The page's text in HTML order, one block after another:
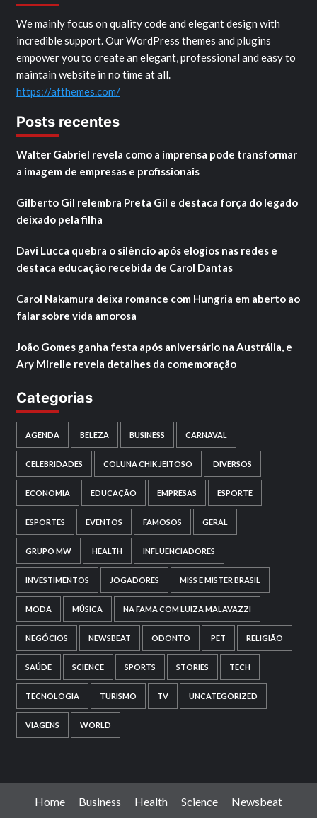
We mainly focus on quality code and elegant design with
incredible support. Our WordPress themes and plugins
empower you to create an elegant, professional and easy to
maintain website in no time at all.
https://afthemes.com/
Posts recentes
Walter Gabriel revela como a imprensa pode transformar
a imagem de empresas e profissionais
Gilberto Gil relembra Preta Gil e destaca força do legado
deixado pela filha
Davi Lucca quebra o silêncio após elogios nas redes e
destaca educação recebida de Carol Dantas
Carol Nakamura deixa romance com Hungria em aberto ao
falar sobre vida amorosa
João Gomes ganha festa após aniversário na Austrália, e
Ary Mirelle revela detalhes da comemoração
Categorias
AGENDA BELEZA BUSINESS CARNAVAL
CELEBRIDADES COLUNA CHIK JEITOSO DIVERSOS
ECONOMIA EDUCAÇÃO EMPRESAS ESPORTE
ESPORTES EVENTOS FAMOSOS GERAL
GRUPO MW HEALTH INFLUENCIADORES
INVESTIMENTOS JOGADORES MISS E MISTER BRASIL
MODA MÚSICA NA FAMA COM LUIZA MALAVAZZI
NEGÓCIOS NEWSBEAT ODONTO PET RELIGIÃO
SAÚDE SCIENCE SPORTS STORIES TECH
TECNOLOGIA TURISMO TV UNCATEGORIZED
VIAGENS WORLD
Home Business Health Science Newsbeat